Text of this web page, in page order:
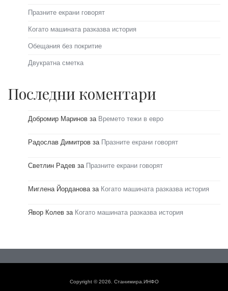
Празните екрани говорят
Когато машината разказва история
Обещания без покритие
Двукратна сметка
Последни коментари
Добромир Маринов за Времето тежи в евро
Радослав Димитров за Празните екрани говорят
Светлин Радев за Празните екрани говорят
Миглена Йордановаза Когато машината разказва история
Явор Колев за Когато машината разказва история
Copyright © 2026. Станимира.ИНФО